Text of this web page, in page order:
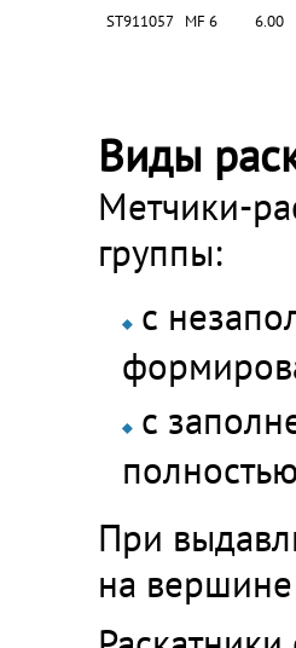
ST911057 MF 6 6.00
Виды
Метчики-
группы:
с
с
При
на